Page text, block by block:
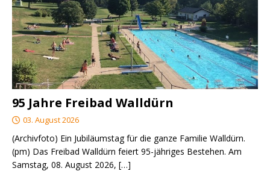
95 Jahre Freibad Walldürn
03. August 2026
(Archivfoto) Ein Jubiläumstag für die ganze Familie Walldürn.
(pm) Das Freibad Walldürn feiert 95-jähriges Bestehen. Am
Samstag, 08. August 2026, […]